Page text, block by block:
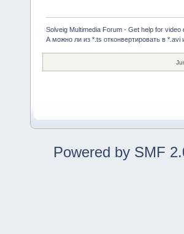
Solveig Multimedia Forum - Get help for video
А можно ли из *.ts отконвертировать в *.avi
Powered by SMF